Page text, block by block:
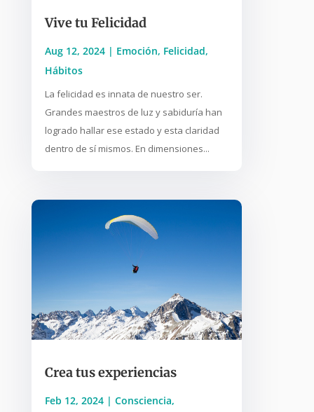
Vive tu Felicidad
Aug 12, 2024| Emoción, Felicidad,
Hábitos
La felicidad es innata de nuestro ser.
Grandes maestros de luz y sabiduría han
logrado hallar ese estado y esta claridad
dentro de sí mismos. En dimensiones...
Crea tus experiencias
Feb 12, 2024| Consciencia,